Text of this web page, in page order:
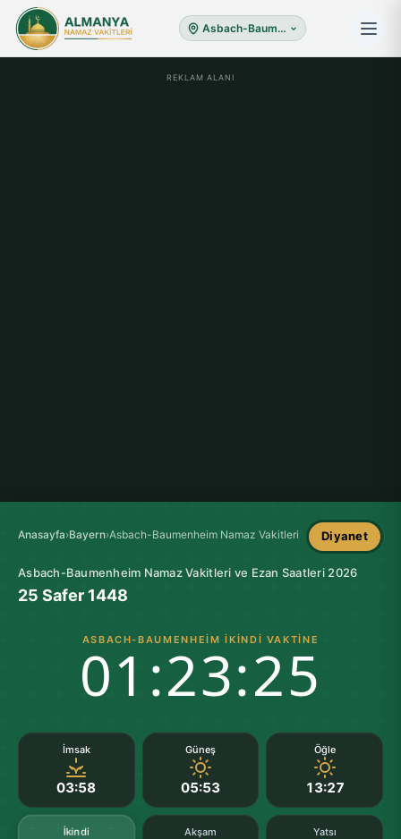
Asbach-Baumenheim
REKLAM ALANI
Anasayfa›Bayern›Asbach-Baumenheim Namaz Vakitleri Diyanet
Asbach-Baumenheim Namaz Vakitleri ve Ezan Saatleri 2026
25 Safer 1448
ASBACH-BAUMENHEIM İKINDI VAKTINE
01:23:24
İmsak
03:58
Güneş
05:53
Öğle
13:27
İkindi Akşam Yatsı